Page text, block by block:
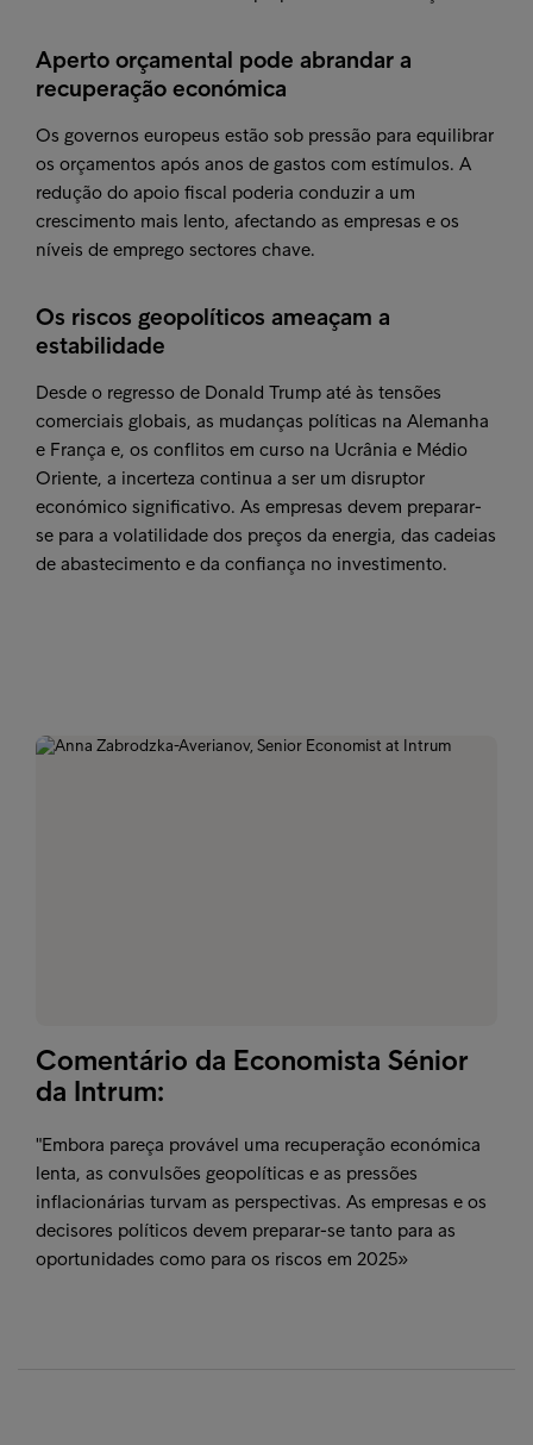
Aperto orçamental pode abrandar a
recuperação económica
Os governos europeus estão sob pressão para equilibrar
os orçamentos após anos de gastos com estímulos. A
redução do apoio fiscal poderia conduzir a um
crescimento mais lento, afectando as empresas e os
níveis de emprego sectores chave.
Os riscos geopolíticos ameaçam a
estabilidade
Desde o regresso de Donald Trump até às tensões
comerciais globais, as mudanças políticas na Alemanha
e França e, os conflitos em curso na Ucrânia e Médio
Oriente, a incerteza continua a ser um disruptor
económico significativo. As empresas devem preparar-
se para a volatilidade dos preços da energia, das cadeias
de abastecimento e da confiança no investimento.
Comentário da Economista Sénior
da Intrum:
"Embora pareça provável uma recuperação económica
lenta, as convulsões geopolíticas e as pressões
inflacionárias turvam as perspectivas. As empresas e os
decisores políticos devem preparar-se tanto para as
oportunidades como para os riscos em 2025»